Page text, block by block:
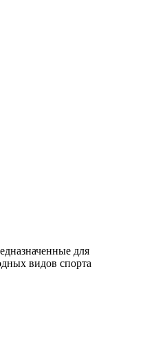
для
видов спорта